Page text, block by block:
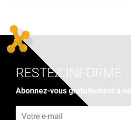
RESTEZ INFORMÉ
Abonnez-vous gratuitement à